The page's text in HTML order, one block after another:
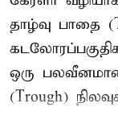
தாழ்வு பாதை
ஒரு
(Trough)